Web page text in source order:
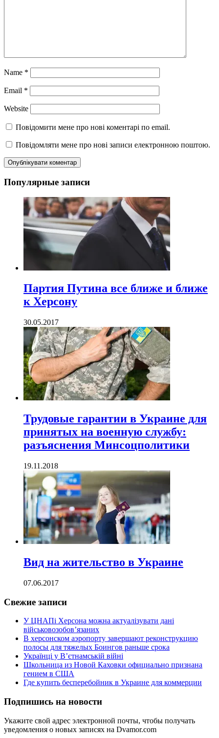
Name *
Email *
Website
Повідомити мене про нові коментарі по email.
Повідомляти мене про нові записи електронною поштою.
Популярные записи
Партия Путина все ближе и ближе
к Херсону
30.05.2017
Трудовые гарантии в Украине для
принятых на военную службу:
разъяснения Минсоцполитики
19.11.2018
Вид на жительство в Украине
07.06.2017
Свежие записи
У ЦНАПі Херсона можна актуалізувати дані
військовозобов’язаних
В херсонском аэропорту завершают реконструкцию
полосы для тяжелых Боингов раньше срока
Українці у В’єтнамській війні
Школьница из Новой Каховки официально признана
гением в США
Где купить бесперебойник в Украине для коммерции
Подпишись на новости
Укажите свой адрес электронной почты, чтобы получать
уведомления о новых записях на Dvamor.com